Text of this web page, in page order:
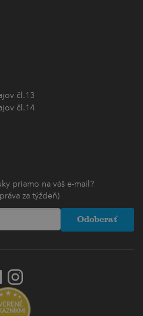
čl.13
čl.14
priamo na váš e-mail?
za týždeň)
Odoberať